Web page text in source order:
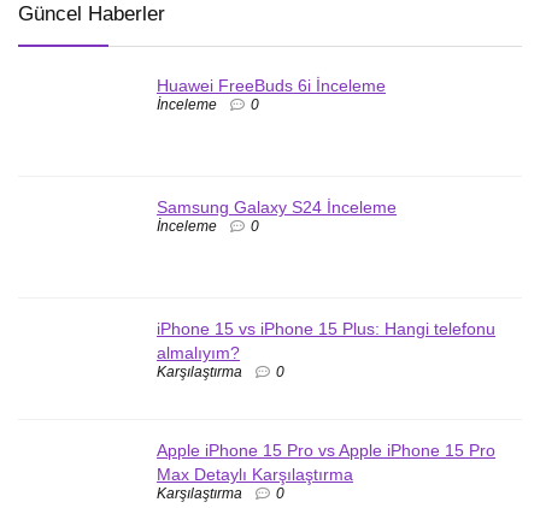
Güncel Haberler
Huawei FreeBuds 6i İnceleme
İnceleme 0
Samsung Galaxy S24 İnceleme
İnceleme 0
iPhone 15 vs iPhone 15 Plus: Hangi telefonu
almalıyım?
Karşılaştırma 0
Apple iPhone 15 Pro vs Apple iPhone 15 Pro
Max Detaylı Karşılaştırma
Karşılaştırma 0